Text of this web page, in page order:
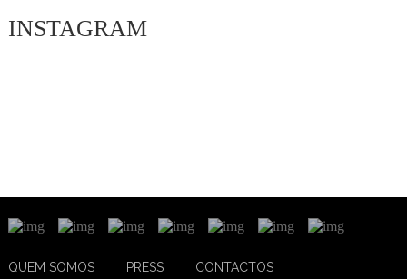
INSTAGRAM
QUEM SOMOS PRESS CONTACTOS